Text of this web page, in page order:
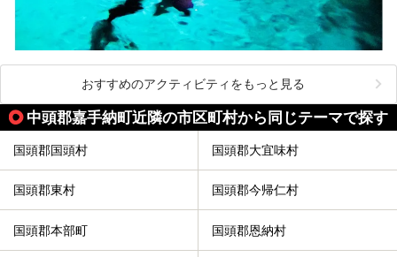
おすすめのアクティビティをもっと見る
中頭郡嘉手納町近隣の市区町村から同じテーマで探す
国頭郡国頭村 国頭郡大宜味村
国頭郡東村 国頭郡今帰仁村
国頭郡本部町 国頭郡恩納村